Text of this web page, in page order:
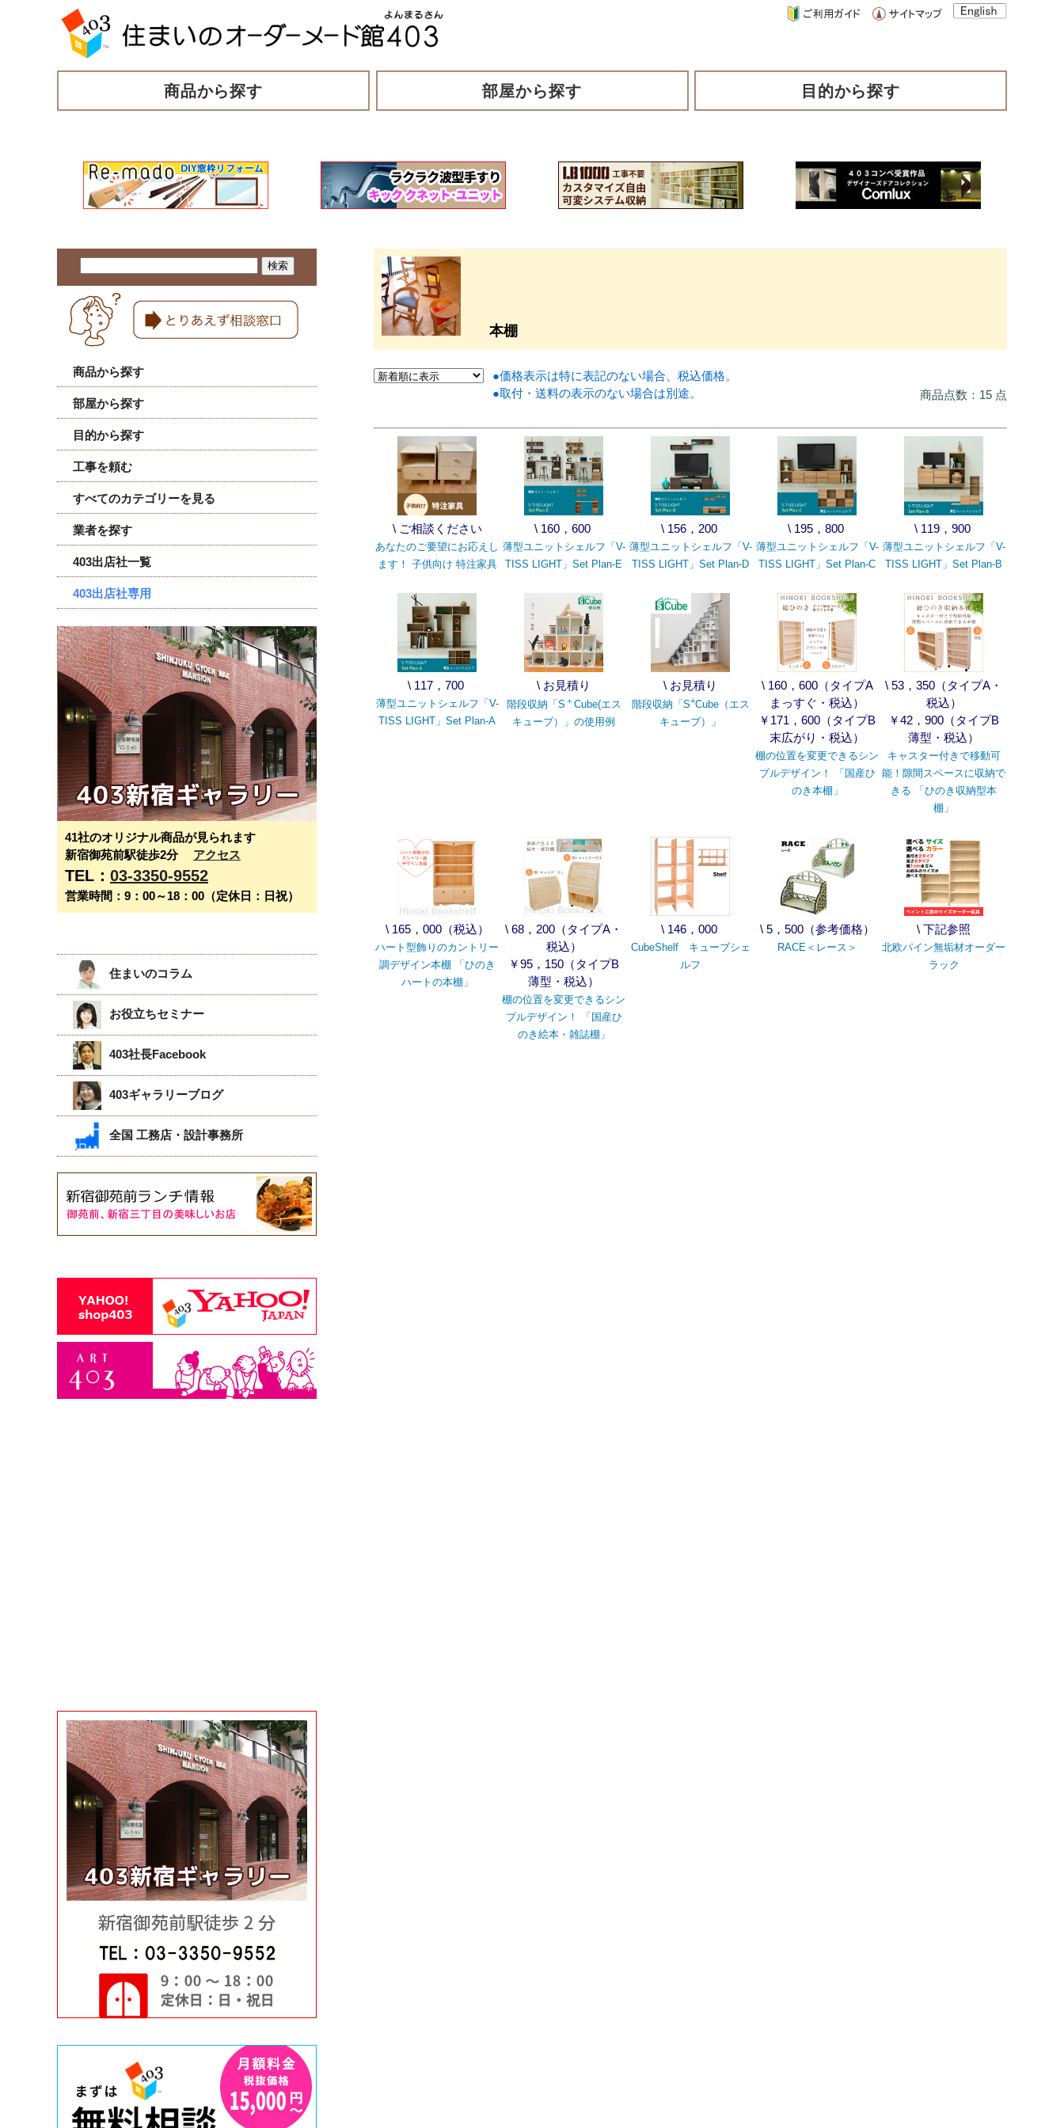
商品から探す 部屋から探す 目的から探す
商品から探す
部屋から探す
目的から探す
工事を頼む
すべてのカテゴリーを見る
業者を探す
403出店社一覧
403出店社専用
41社のオリジナル商品が見られます
新宿御苑前駅徒歩2分 アクセス
TEL： 03-3350-9552
営業時間：9：00～18：00（定休日：日祝）
住まいのコラム
お役立ちセミナー
403社長Facebook
403ギャラリーブログ
全国 工務店・設計事務所
本棚
●価格表示は特に表記のない場合、税込価格。
●取付・送料の表示のない場合は別途。
商品点数：15 点
\ ご相談ください
あなたのご要望にお応えし
ます！ 子供向け 特注家具
\ 160，600
薄型ユニットシェルフ「V-
TISS LIGHT」Set Plan-E
\ 156，200
薄型ユニットシェルフ「V-
TISS LIGHT」Set Plan-D
\ 195，800
薄型ユニットシェルフ「V-
TISS LIGHT」Set Plan-C
\ 119，900
薄型ユニットシェルフ「V-
TISS LIGHT」Set Plan-B
\ 117，700
薄型ユニットシェルフ「V-
TISS LIGHT」Set Plan-A
\ お見積り
階段収納「S ＋Cube(エス
キューブ）」の使用例
\ お見積り
階段収納「S+Cube（エス
キューブ）」
\ 160，600（タイプA
まっすぐ・税込）
￥171，600（タイプB
末広がり・税込）
棚の位置を変更できるシン
プルデザイン！ 「国産ひ
のき本棚」
\ 53，350（タイプA・
税込）
￥42，900（タイプB
薄型・税込）
キャスター付きで移動可
能！隙間スペースに収納で
きる 「ひのき収納型本
棚」
\ 165，000（税込）
ハート型飾りのカントリー
調デザイン本棚 「ひのき
ハートの本棚」
\ 68，200（タイプA・
税込）
￥95，150（タイプB
薄型・税込）
棚の位置を変更できるシン
プルデザイン！ 「国産ひ
のき絵本・雑誌棚」
\ 146，000
CubeShelf キューブシェ
ルフ
\ 5，500（参考価格）
RACE＜レース＞
\ 下記参照
北欧パイン無垢材オーダー
ラック